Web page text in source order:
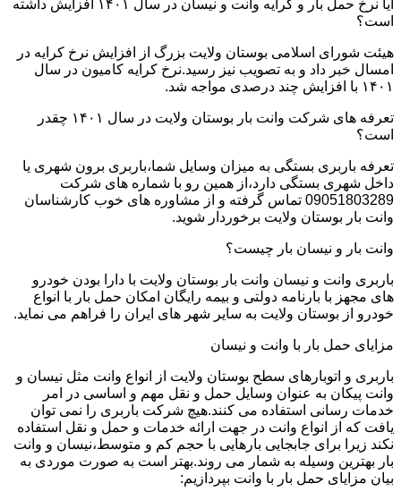
آیا نرخ حمل بار و کرایه وانت و نیسان در سال ۱۴۰۱ افزایش داشته
است؟
هیئت شورای اسلامی بوستان ولایت بزرگ از افزایش نرخ کرایه در
امسال خبر داد و به تصویب نیز رسید.نرخ کرایه کامیون در سال
۱۴۰۱ با افزایش چند درصدی مواجه شد.
تعرفه های شرکت وانت بار بوستان ولایت در سال ۱۴۰۱ چقدر
است؟
تعرفه باربری بستگی به میزان وسایل شما،باربری برون شهری یا
داخل شهری بستگی دارد،از همین رو با شماره های شرکت
09051803289 تماس گرفته و از مشاوره های خوب کارشناسان
وانت بار بوستان ولایت برخوردار شوید.
وانت بار و نیسان بار چیست؟
باربری وانت و نیسان وانت بار بوستان ولایت با دارا بودن خودرو
های مجهز با بارنامه دولتی و بیمه رایگان امکان حمل بار با انواع
خودرو از بوستان ولایت به سایر شهر های ایران را فراهم می نماید.
مزایای حمل بار با وانت و نیسان
باربری و اتوبارهای سطح بوستان ولایت از انواع وانت مثل نیسان و
وانت پیکان به عنوان وسایل حمل و نقل مهم و اساسی در امر
خدمات رسانی استفاده می کنند.هیچ شرکت باربری را نمی توان
یافت که از انواع وانت در جهت ارائه خدمات و حمل و نقل استفاده
نکند زیرا برای جابجایی بارهایی با حجم کم و متوسط،نیسان و وانت
بار بهترین وسیله به شمار می روند.بهتر است به صورت موردی به
بیان مزایای حمل بار با وانت بپردازیم: